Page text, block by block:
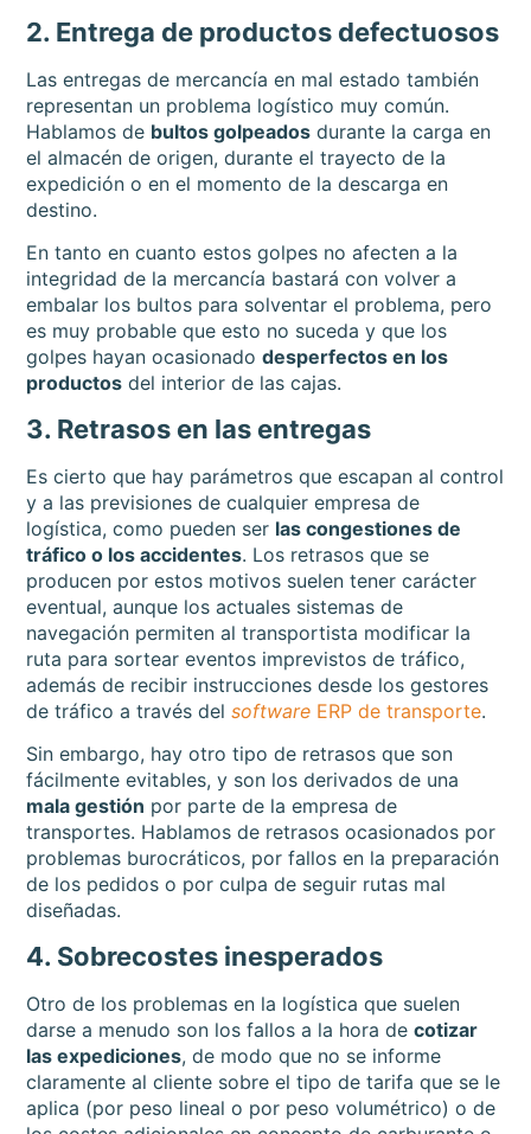
2. Entrega de productos defectuosos
Las entregas de mercancía en mal estado también
representan un problema logístico muy común.
Hablamos de bultos golpeados durante la carga en
el almacén de origen, durante el trayecto de la
expedición o en el momento de la descarga en
destino.
En tanto en cuanto estos golpes no afecten a la
integridad de la mercancía bastará con volver a
embalar los bultos para solventar el problema, pero
es muy probable que esto no suceda y que los
golpes hayan ocasionadodesperfectos en los
productos del interior de las cajas.
3. Retrasos en las entregas
Es cierto que hay parámetros que escapan al control
y a las previsiones de cualquier empresa de
logística, como pueden ser las congestiones de
tráfico o los accidentes. Los retrasos que se
producen por estos motivos suelen tener carácter
eventual, aunque los actuales sistemas de
navegación permiten al transportista modificar la
ruta para sortear eventos imprevistos de tráfico,
además de recibir instrucciones desde los gestores
de tráfico a través delsoftware ERP de transporte.
Sin embargo, hay otro tipo de retrasos que son
fácilmente evitables, y son los derivados de una
mala gestión por parte de la empresa de
transportes. Hablamos de retrasos ocasionados por
problemas burocráticos, por fallos en la preparación
de los pedidos o por culpa de seguir rutas mal
diseñadas.
4. Sobrecostes inesperados
Otro de los problemas en la logística que suelen
darse a menudo son los fallos a la hora decotizar
las expediciones, de modo que no se informe
claramente al cliente sobre el tipo de tarifa que se le
aplica (por peso lineal o por peso volumétrico) o de